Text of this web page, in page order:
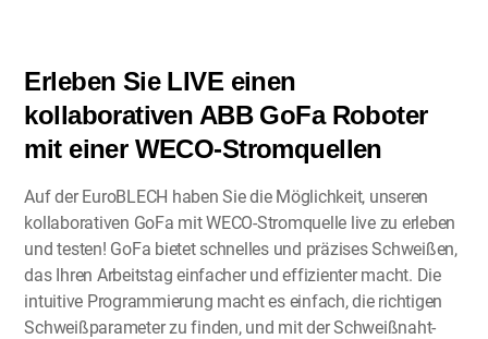
Erleben Sie LIVE einen
kollaborativen ABB GoFa Roboter
mit einer WECO-Stromquellen
Auf der EuroBLECH haben Sie die Möglichkeit, unseren
kollaborativen GoFa mit WECO-Stromquelle live zu erleben
und testen! GoFa bietet schnelles und präzises Schweißen,
das Ihren Arbeitstag einfacher und effizienter macht. Die
intuitive Programmierung macht es einfach, die richtigen
Schweißparameter zu finden, und mit der Schweißnaht-